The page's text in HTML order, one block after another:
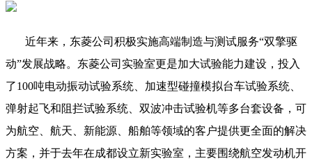
近年来，东菱公司积极实施高端制造与测试服务“双擎驱
动”发展战略。东菱公司实验室更是加大试验能力建设，投入
了100吨电动振动试验系统、加速型碰撞模拟台车试验系统、
弹射起飞和阻拦试验系统、双波冲击试验机等多台套设备，可
为航空、航天、新能源、船舶等领域的客户提供更全面的解决
方案，并于去年在成都设立新实验室，主要围绕航空发动机开